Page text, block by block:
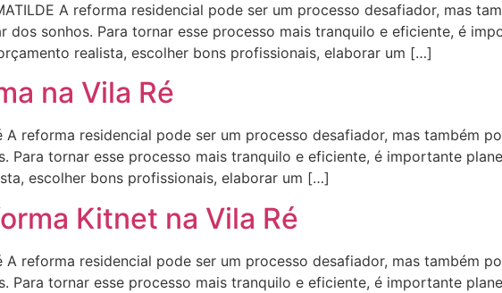
A reforma residencial pode ser um processo desafiador, mas
dos sonhos. Para tornar esse processo mais tranquilo e eficiente, é
realista, escolher bons profissionais, elaborar um […]
na Vila Ré
A reforma residencial pode ser um processo desafiador, mas também
Para tornar esse processo mais tranquilo e eficiente, é importante
escolher bons profissionais, elaborar um […]
Kitnet na Vila Ré
A reforma residencial pode ser um processo desafiador, mas também
Para tornar esse processo mais tranquilo e eficiente, é importante